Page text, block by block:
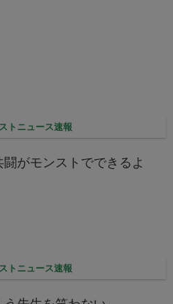
トニュース速報
がモンストでできるよ
トニュース速報